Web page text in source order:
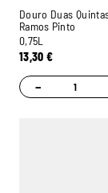
Douro Duas
Ramos Pinto
0,75L
13,30€
−